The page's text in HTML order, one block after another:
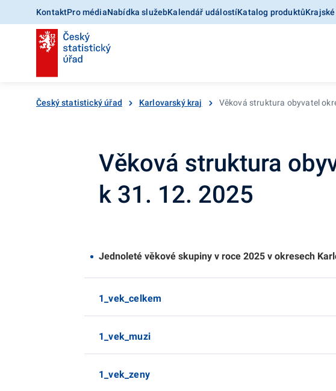
KontaktPro médiaNabídka služebKalendář událostíKatalog produktů
Český statistický úřad Karlovarský kraj Věková struktura obyvatel
Věková struktura
k 31. 12. 2025
Jednoleté věkové skupiny v roce 2025 v okresech
1_vek_celkem
1_vek_muzi
1_vek_zeny